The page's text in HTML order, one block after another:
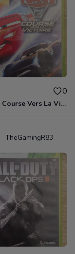
0
Cars 3 - Course Vers La Victoire Xbox 360
TheGamingR83